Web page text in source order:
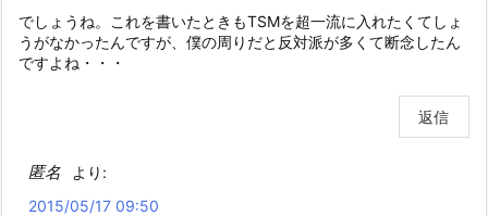
でしょうね。これを書いたときもTSMを超一流に入れたくてしょ
うがなかったんですが、僕の周りだと反対派が多くて断念したん
ですよね・・・
返信
匿名
より:
2015/05/17 09:50